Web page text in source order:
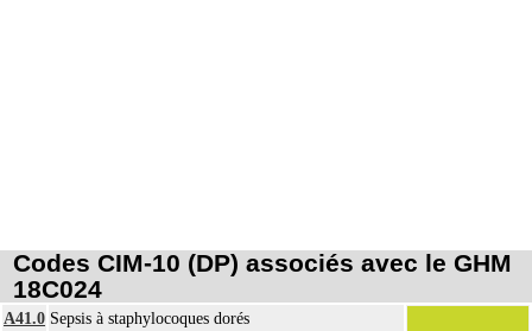
Codes CIM-10 (DP) associés avec le GHM
18C024
A41.0 Sepsis à staphylocoques dorés